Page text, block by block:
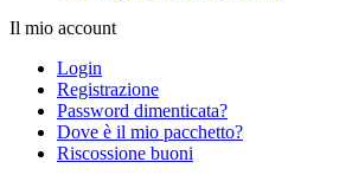
Il mio account
Login
Registrazione
Password dimenticata?
Dove è il mio pacchetto?
Riscossione buoni